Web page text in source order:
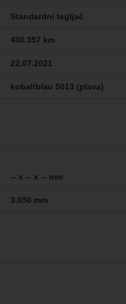
Standardni tegljač
430.357 km
22.07.2021
kobaltblau 5013 (plava)
-- x -- x -- mm
3.650 mm